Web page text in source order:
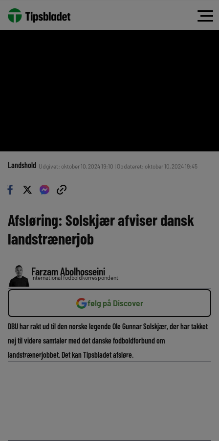
Landshold Udgivet: oktober 10, 2024 19:10 | Opdateret: oktober 10, 2024 19:45
Afsløring: Solskjær afviser dansk
landstrænerjob
Farzam Abolhosseini
International fodboldkorrespondent
følg på Discover
DBU har rakt ud til den norske legende Ole Gunnar Solskjær, der har takket
nej til videre samtaler med det danske fodboldforbund om
landstrænerjobbet. Det kan Tipsbladet afsløre.